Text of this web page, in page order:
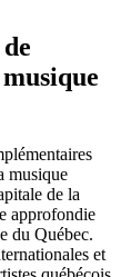
musique
de la
approfondie
du Québec.
et